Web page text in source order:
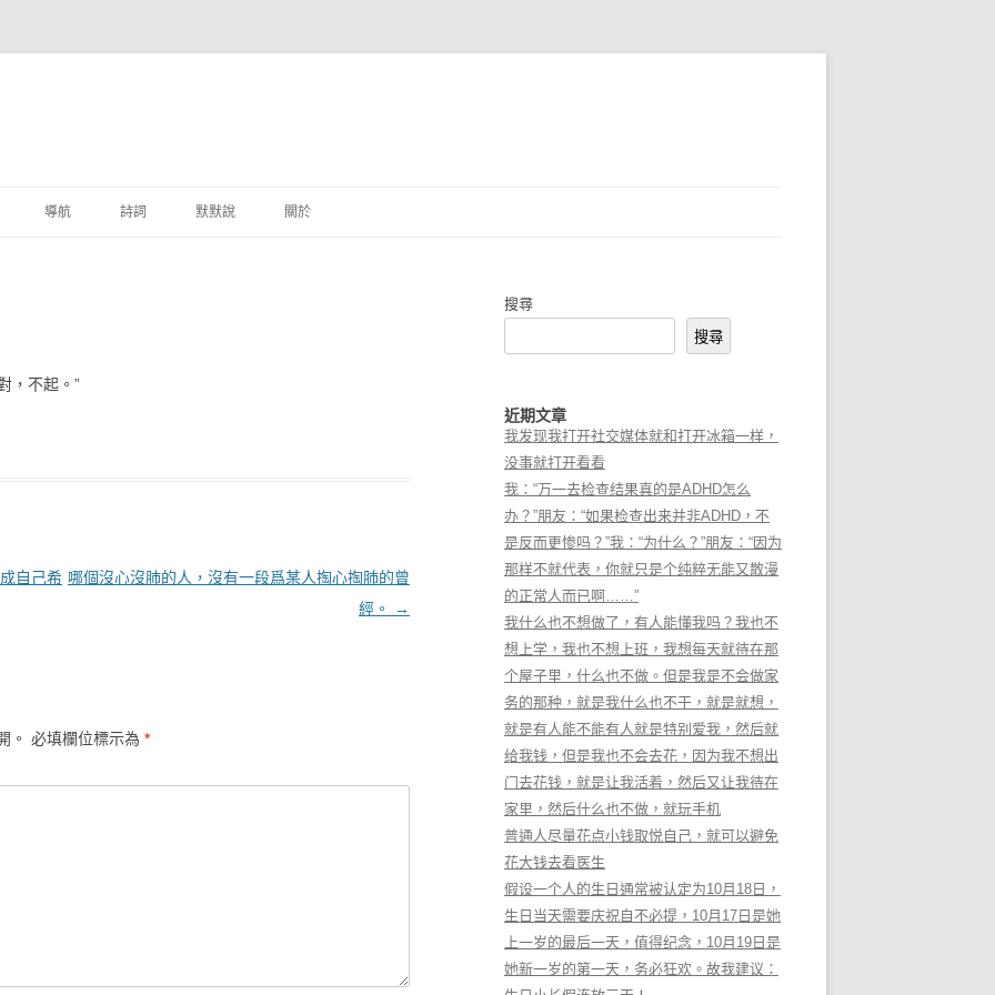
行
導航 詩詞 默默說 關於
，不起。”
自己希 哪個沒心沒肺的人，沒有一段爲某人掏心掏肺的曾
經。
→
。 必填欄位標示為 *
搜尋
搜尋
近期文章
我发现我打开社交媒体就和打开冰箱一样，
没事就打开看看
我：“万一去检查结果真的是ADHD怎么
办？”朋友：“如果检查出来并非ADHD，不
是反而更惨吗？”我：“为什么？”朋友：“因为
那样不就代表，你就只是个纯粹无能又散漫
的正常人而已啊……”
我什么也不想做了，有人能懂我吗？我也不
想上学，我也不想上班，我想每天就待在那
个屋子里，什么也不做。但是我是不会做家
务的那种，就是我什么也不干，就是就想，
就是有人能不能有人就是特别爱我，然后就
给我钱，但是我也不会去花，因为我不想出
门去花钱，就是让我活着，然后又让我待在
家里，然后什么也不做，就玩手机
普通人尽量花点小钱取悦自己，就可以避免
花大钱去看医生
假设一个人的生日通常被认定为10月18日，
生日当天需要庆祝自不必提，10月17日是她
上一岁的最后一天，值得纪念，10月19日是
她新一岁的第一天，务必狂欢。故我建议：